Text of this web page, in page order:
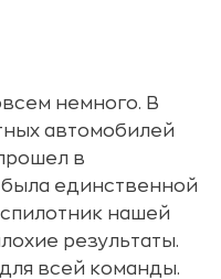
немного. В
автомобилей
в
единственной
нашей
результаты.
всей команды.